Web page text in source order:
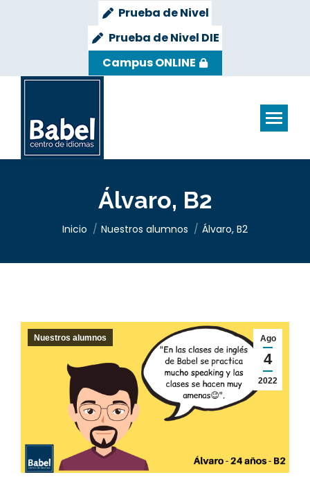
Prueba de Nivel
Prueba de Nivel DIE
Campus ONLINE
Álvaro, B2
Estás aquí:
Inicio Nuestros alumnos Álvaro, B2
Ago
4
2022
Nuestros alumnos